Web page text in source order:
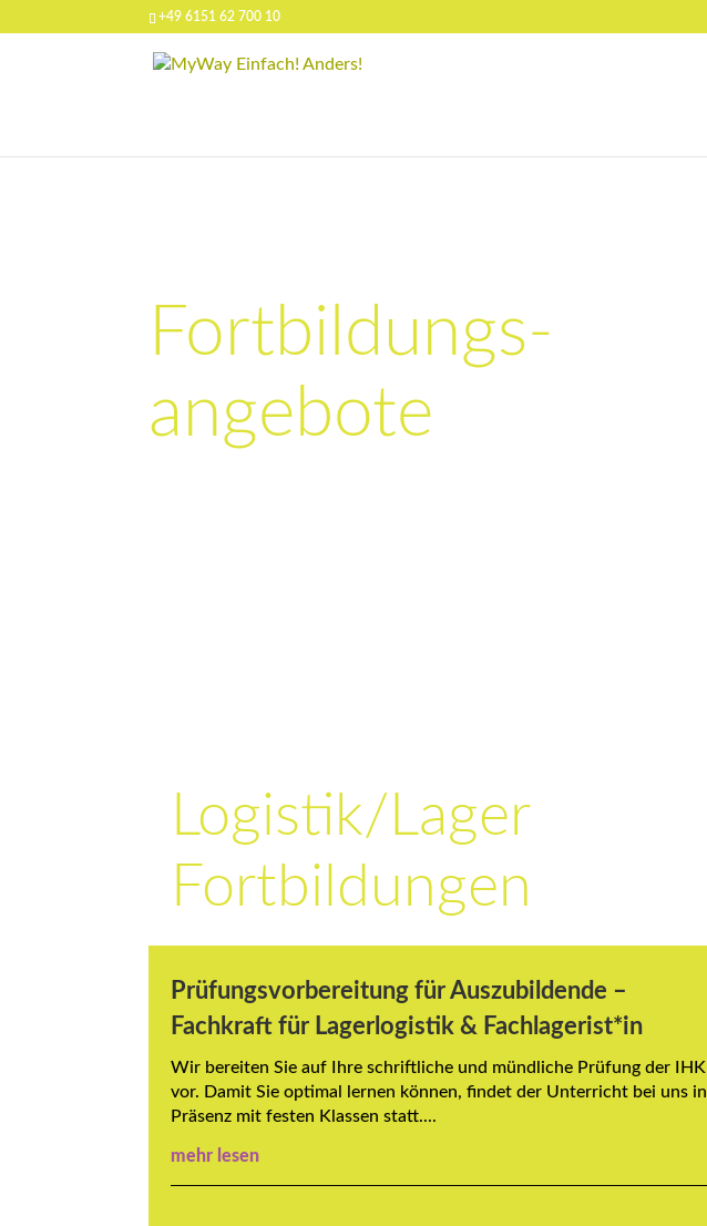
+49 6151 62 700 10
Fortbildungs­­
angebote
Logistik­­/Lager
Fort­bil­dungen
Prüfungsvorbereitung für Auszubildende –
Fachkraft für Lagerlogistik & Fachlagerist*in
Wir bereiten Sie auf Ihre schriftliche und mündliche Prüfung der IHK
vor. Damit Sie optimal lernen können, findet der Unterricht bei uns in
Präsenz mit festen Klassen statt....
mehr lesen